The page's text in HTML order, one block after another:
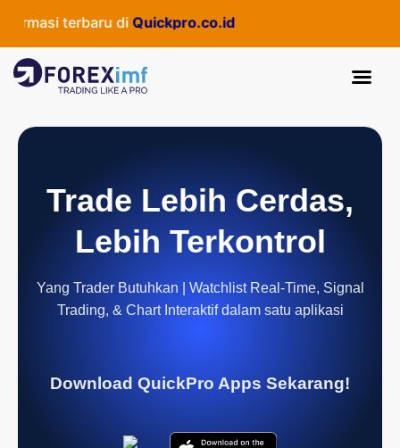
terbaru diQuickpro.co.id
Trade Lebih Cerdas,
Lebih Terkontrol
Yang Trader Butuhkan | Watchlist Real-Time, Signal
Trading, & Chart Interaktif dalam satu aplikasi
Download QuickPro Apps Sekarang!